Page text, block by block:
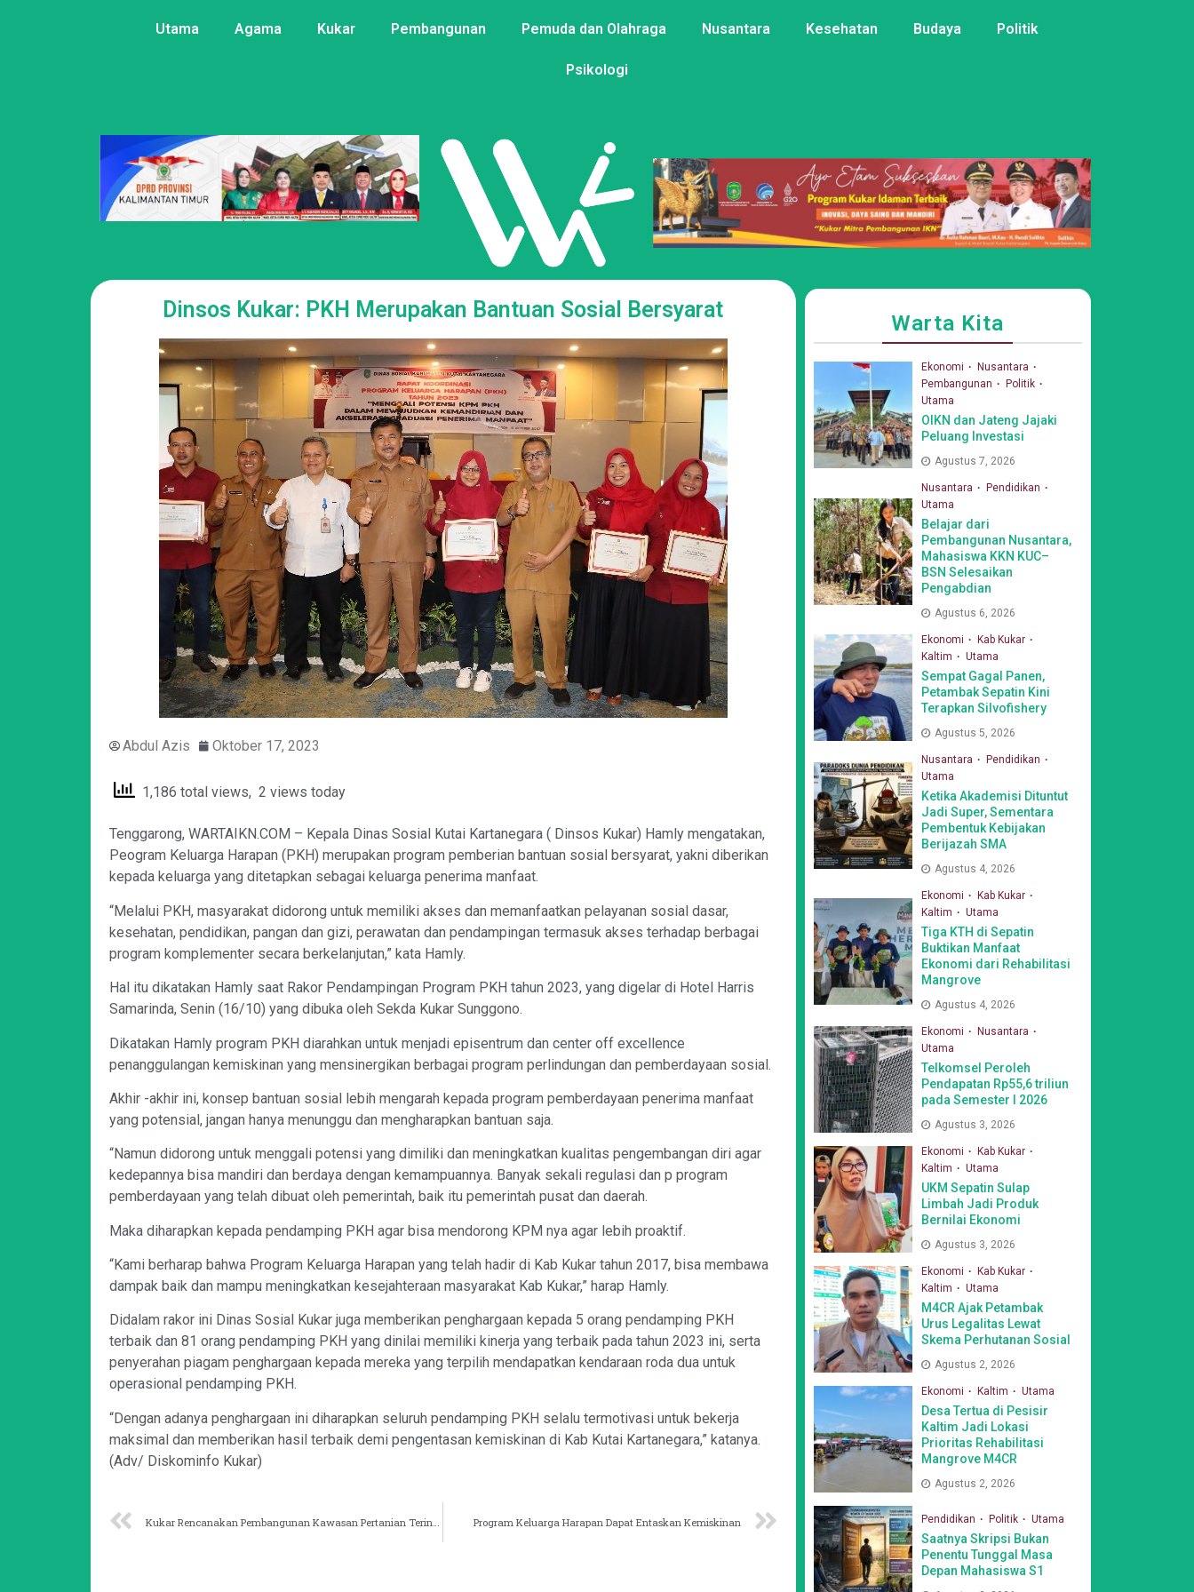
Utama Agama Kukar Pembangunan Pemuda dan Olahraga Nusantara Kesehatan Budaya Politik
Psikologi
Dinsos Kukar: PKH Merupakan Bantuan Sosial Bersyarat
Abdul Azis Oktober 17, 2023
1,186 total views, 2 views today
Tenggarong, WARTAIKN.COM – Kepala Dinas Sosial Kutai Kartanegara ( Dinsos Kukar) Hamly mengatakan,
Peogram Keluarga Harapan (PKH) merupakan program pemberian bantuan sosial bersyarat, yakni diberikan
kepada keluarga yang ditetapkan sebagai keluarga penerima manfaat.
“Melalui PKH, masyarakat didorong untuk memiliki akses dan memanfaatkan pelayanan sosial dasar,
kesehatan, pendidikan, pangan dan gizi, perawatan dan pendampingan termasuk akses terhadap berbagai
program komplementer secara berkelanjutan,” kata Hamly.
Hal itu dikatakan Hamly saat Rakor Pendampingan Program PKH tahun 2023, yang digelar di Hotel Harris
Samarinda, Senin (16/10) yang dibuka oleh Sekda Kukar Sunggono.
Dikatakan Hamly program PKH diarahkan untuk menjadi episentrum dan center off excellence
penanggulangan kemiskinan yang mensinergikan berbagai program perlindungan dan pemberdayaan sosial.
Akhir -akhir ini, konsep bantuan sosial lebih mengarah kepada program pemberdayaan penerima manfaat
yang potensial, jangan hanya menunggu dan mengharapkan bantuan saja.
“Namun didorong untuk menggali potensi yang dimiliki dan meningkatkan kualitas pengembangan diri agar
kedepannya bisa mandiri dan berdaya dengan kemampuannya. Banyak sekali regulasi dan p program
pemberdayaan yang telah dibuat oleh pemerintah, baik itu pemerintah pusat dan daerah.
Maka diharapkan kepada pendamping PKH agar bisa mendorong KPM nya agar lebih proaktif.
“Kami berharap bahwa Program Keluarga Harapan yang telah hadir di Kab Kukar tahun 2017, bisa membawa
dampak baik dan mampu meningkatkan kesejahteraan masyarakat Kab Kukar,” harap Hamly.
Didalam rakor ini Dinas Sosial Kukar juga memberikan penghargaan kepada 5 orang pendamping PKH
terbaik dan 81 orang pendamping PKH yang dinilai memiliki kinerja yang terbaik pada tahun 2023 ini, serta
penyerahan piagam penghargaan kepada mereka yang terpilih mendapatkan kendaraan roda dua untuk
operasional pendamping PKH.
“Dengan adanya penghargaan ini diharapkan seluruh pendamping PKH selalu termotivasi untuk bekerja
maksimal dan memberikan hasil terbaik demi pengentasan kemiskinan di Kab Kutai Kartanegara,” katanya.
(Adv/ Diskominfo Kukar)
Program Keluarga Harapan Dapat Entaskan Kemiskinan
Warta Kita
Ekonomi
Nusantara
Pembangunan
Politik
Utama
OIKN dan Jateng Jajaki
Peluang Investasi
Agustus 7, 2026
Nusantara
Pendidikan
Utama
Belajar dari
Pembangunan Nusantara,
Mahasiswa KKN KUC–
BSN Selesaikan
Pengabdian
Agustus 6, 2026
Ekonomi
Kab Kukar
Kaltim
Utama
Sempat Gagal Panen,
Petambak Sepatin Kini
Terapkan Silvofishery
Agustus 5, 2026
Nusantara
Pendidikan
Utama
Ketika Akademisi Dituntut
Jadi Super, Sementara
Pembentuk Kebijakan
Berijazah SMA
Agustus 4, 2026
Ekonomi
Kab Kukar
Kaltim
Utama
Tiga KTH di Sepatin
Buktikan Manfaat
Ekonomi dari Rehabilitasi
Mangrove
Agustus 4, 2026
Ekonomi
Nusantara
Utama
Telkomsel Peroleh
Pendapatan Rp55,6 triliun
pada Semester I 2026
Agustus 3, 2026
Ekonomi
Kab Kukar
Kaltim
Utama
UKM Sepatin Sulap
Limbah Jadi Produk
Bernilai Ekonomi
Agustus 3, 2026
Ekonomi
Kab Kukar
Kaltim
Utama
M4CR Ajak Petambak
Urus Legalitas Lewat
Skema Perhutanan Sosial
Agustus 2, 2026
Ekonomi Kaltim Utama
Desa Tertua di Pesisir
Kaltim Jadi Lokasi
Prioritas Rehabilitasi
Mangrove M4CR
Agustus 2, 2026
Pendidikan Politik Utama
Saatnya Skripsi Bukan
Penentu Tunggal Masa
Depan Mahasiswa S1